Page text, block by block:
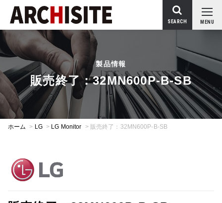
MENU
SEARCH
製品情報
販売終了：32MN600P-B-SB
ホーム > LG > LG Monitor > 販売終了：32MN600P-B-SB